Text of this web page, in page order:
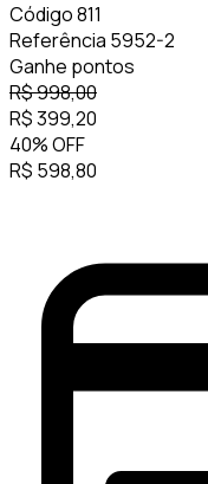
Código811
Referência 5952-2
Ganhe pontos
R$998,00
R$399,20
40%OFF
R$ 598,80